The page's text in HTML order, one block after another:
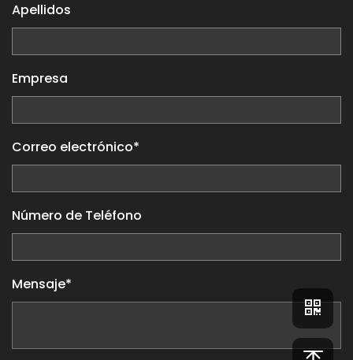
Apellidos
Empresa
Correo electrónico*
Número de Teléfono
Mensaje*